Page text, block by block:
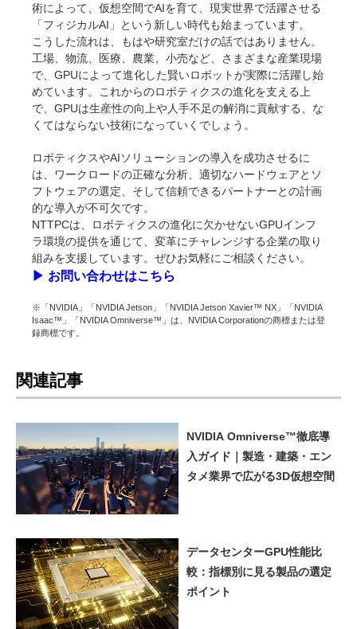
術によって、仮想空間でAIを育て、現実世界で活躍させる
「フィジカルAI」という新しい時代も始まっています。
こうした流れは、もはや研究室だけの話ではありません。
工場、物流、医療、農業、小売など、さまざまな産業現場
で、GPUによって進化した賢いロボットが実際に活躍し始
めています。これからのロボティクスの進化を支える上
で、GPUは生産性の向上や人手不足の解消に貢献する、な
くてはならない技術になっていくでしょう。
ロボティクスやAIソリューションの導入を成功させるに
は、ワークロードの正確な分析、適切なハードウェアとソ
フトウェアの選定、そして信頼できるパートナーとの計画
的な導入が不可欠です。
NTTPCは、ロボティクスの進化に欠かせないGPUインフ
ラ環境の提供を通じて、変革にチャレンジする企業の取り
組みを支援しています。ぜひお気軽にご相談ください。
▶︎ お問い合わせはこちら
※「NVIDIA」「NVIDIA Jetson」「NVIDIA Jetson Xavier™ NX」「NVIDIA
Isaac™」「NVIDIA Omniverse™」は、NVIDIA Corporationの商標または登
録商標です。
関連記事
NVIDIA Omniverse™徹底導
入ガイド｜製造・建築・エン
タメ業界で広がる3D仮想空間
データセンターGPU性能比
較：指標別に見る製品の選定
ポイント